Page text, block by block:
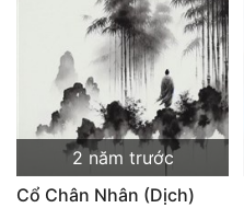
Tu Chân
Tu Tiên
Tội Phạm
2 năm trước
Cổ Chân Nhân (Dịch)